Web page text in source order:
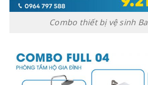
Combo thiết bị vệ sinh